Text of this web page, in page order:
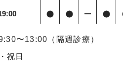
〜13:00（隔週診療）
祝日